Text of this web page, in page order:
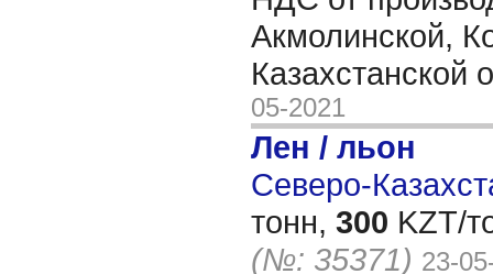
Акмолинской,
Казахстанской
05-2021
Лен / льон
Северо-
тонн, 300 KZT/
(№: 35371) 23-